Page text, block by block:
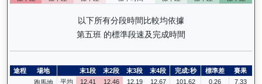
以下所有分段時間比較均依據
第五班 的標準段速及完成時間
途程 場地 末1段 末2段 末3段 末4段 完成:秒 標準差 賽果
跑馬地 平均 12.41 12.46 12.19 12.67 101.62 0.26 7.33